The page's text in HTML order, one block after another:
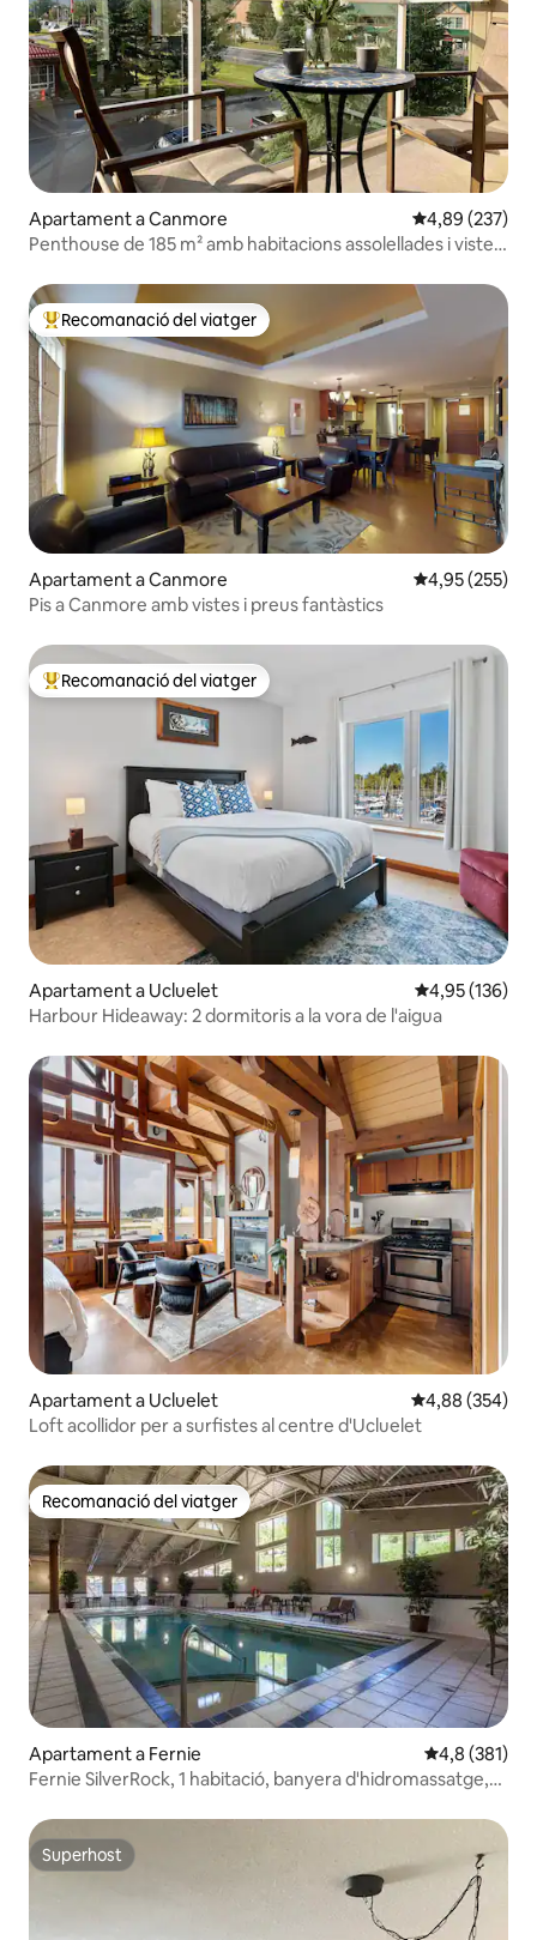
Apartament a Canmore 4,89 de
4,89 (237)
Penthouse de 185 m² amb habitacions assolellades i vistes
Principals recomanacions dels viatgers
Recomanació del viatger
Apartament a Canmore 4,95 de
4,95 (255)
Pis a Canmore amb vistes i preus fantàstics
Principals recomanacions dels viatgers
Recomanació del viatger
Apartament a Ucluelet 4,95 de
4,95 (136)
Harbour Hideaway: 2 dormitoris a la vora de l'aigua
Apartament a Ucluelet 4,88 de
4,88 (354)
Loft acollidor per a surfistes al centre d'Ucluelet
Recomanació del viatger
Recomanació del viatger
Apartament a Fernie 4,8 de
4,8 (381)
Fernie SilverRock, 1 habitació, banyera d'hidromassatge,
Superhost
Superhost